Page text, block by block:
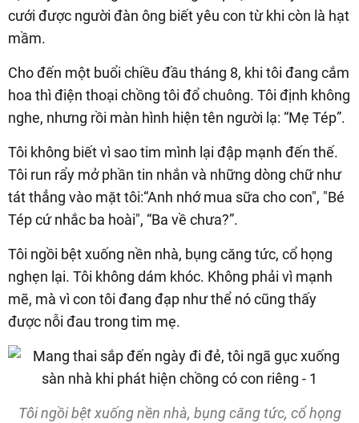
cưới được người đàn ông biết yêu con từ khi còn là hạt
mầm.
Cho đến một buổi chiều đầu tháng 8, khi tôi đang cắm
hoa thì điện thoại chồng tôi đổ chuông. Tôi định không
nghe, nhưng rồi màn hình hiện tên người lạ: “Mẹ Tép”.
Tôi không biết vì sao tim mình lại đập mạnh đến thế.
Tôi run rẩy mở phần tin nhắn và những dòng chữ như
tát thẳng vào mặt tôi:“Anh nhớ mua sữa cho con", "Bé
Tép cứ nhắc ba hoài", “Ba về chưa?”.
Tôi ngồi bệt xuống nền nhà, bụng căng tức, cổ họng
nghẹn lại. Tôi không dám khóc. Không phải vì mạnh
mẽ, mà vì con tôi đang đạp như thể nó cũng thấy
được nỗi đau trong tim mẹ.
Tôi ngồi bệt xuống nền nhà, bụng căng tức, cổ họng